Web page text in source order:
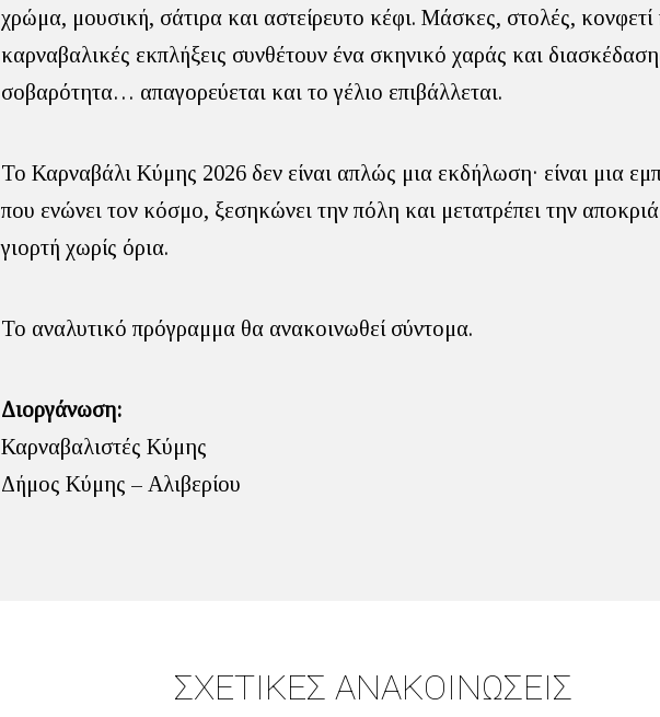
χρώμα, μουσική, σάτιρα και αστείρευτο κέφι. Μάσκες, στολές, κονφετί
καρναβαλικές εκπλήξεις συνθέτουν ένα σκηνικό χαράς και
σοβαρότητα… απαγορεύεται και το γέλιο επιβάλλεται.
Το Καρναβάλι Κύμης 2026 δεν είναι απλώς μια εκδήλωση· είναι μια
που ενώνει τον κόσμο, ξεσηκώνει την πόλη και μετατρέπει την
γιορτή χωρίς όρια.
Το αναλυτικό πρόγραμμα θα ανακοινωθεί σύντομα.
Διοργάνωση:
Καρναβαλιστές Κύμης
Δήμος Κύμης – Αλιβερίου
ΣΧΕΤΙΚΕΣ ΑΝΑΚΟΙΝΩΣΕΙΣ